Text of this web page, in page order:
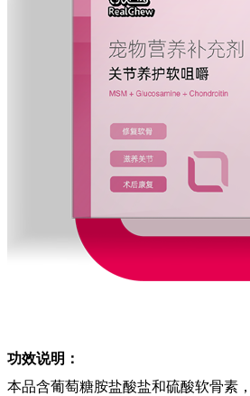
功效说明：
本品含葡萄糖胺盐酸盐和硫酸软骨素